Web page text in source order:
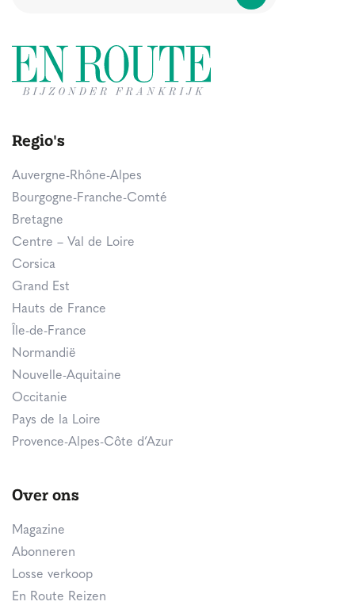
Regio's
Auvergne-Rhône-Alpes
Bourgogne-Franche-Comté
Bretagne
Centre – Val de Loire
Corsica
Grand Est
Hauts de France
Île-de-France
Normandië
Nouvelle-Aquitaine
Occitanie
Pays de la Loire
Provence-Alpes-Côte d’Azur
Over ons
Magazine
Abonneren
Losse verkoop
En Route Reizen